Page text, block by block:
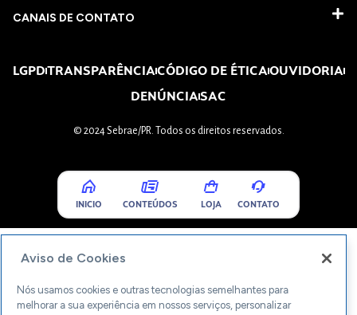
CANAIS DE CONTATO
LGPDTRANSPARÊNCIACÓDIGO DE ÉTICAOUVIDORIA
DENÚNCIASAC
© 2024 Sebrae/PR. Todos os direitos reservados.
INICIO CONTEÚDOS LOJA CONTATO
Aviso de Cookies
Nós usamos cookies e outras tecnologias semelhantes para
melhorar a sua experiência em nossos serviços, personalizar